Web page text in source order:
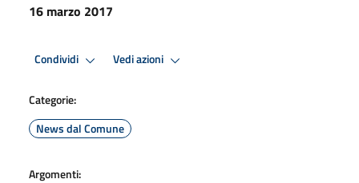
16 marzo 2017
Condividi Vedi azioni
Categorie:
News dal Comune
Argomenti: